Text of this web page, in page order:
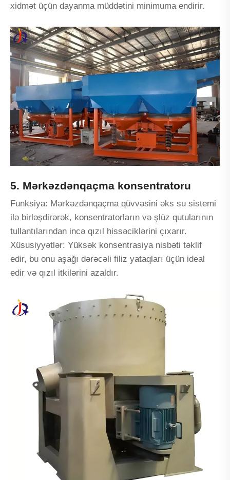
xidmət üçün dayanma müddətini minimuma endirir.
5. Mərkəzdənqaçma konsentratoru
Funksiya: Mərkəzdənqaçma qüvvəsini əks su sistemi
ilə birləşdirərək, konsentratorların və şlüz qutularının
tullantılarından incə qızıl hissəciklərini çıxarır.
Xüsusiyyətlər: Yüksək konsentrasiya nisbəti təklif
edir, bu onu aşağı dərəcəli filiz yataqları üçün ideal
edir və qızıl itkilərini azaldır.